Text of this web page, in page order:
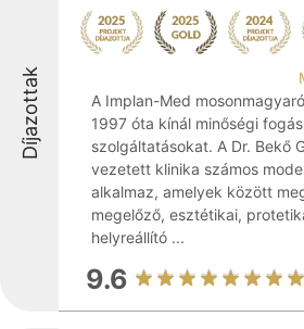
Díjazottak
A Implan-Med
1997 óta kínál minőségi
szolgáltatásokat. A Dr. Bekő
vezetett klinika számos
alkalmaz, amelyek között
megelőző, esztétikai,
helyreállító ...
9.6